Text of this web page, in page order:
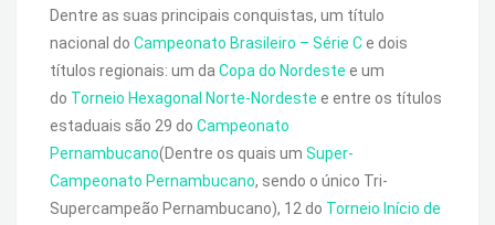
Dentre as suas principais conquistas, um título
nacional do Campeonato Brasileiro – Série Ce dois
títulos regionais: um da Copa do Nordeste e um
do Torneio Hexagonal Norte-Nordeste e entre os títulos
estaduais são 29 do Campeonato
Pernambucano(Dentre os quais um Super-
Campeonato Pernambucano, sendo o único Tri-
Supercampeão Pernambucano), 12 do Torneio Início de